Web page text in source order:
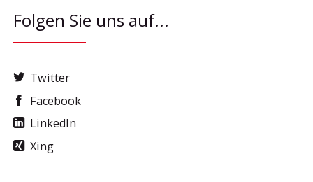
Folgen Sie uns auf...
Twitter
Facebook
LinkedIn
Xing